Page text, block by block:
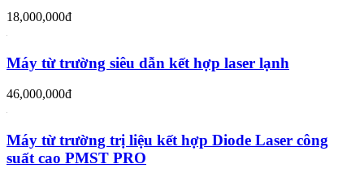
18,000,000đ
Máy từ trường siêu dẫn kết hợp laser lạnh
46,000,000đ
Máy từ trường trị liệu kết hợp Diode Laser công
suất cao PMST PRO